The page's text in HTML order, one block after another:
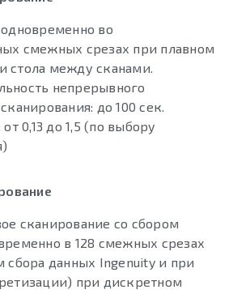
во
смежных срезах при плавном
стола между сканами.
непрерывного
до 100 сек.
0,13 до 1,5 (по выбору
сканирование со сбором
в 128 смежных срезах
сбора данных Ingenuity и при
при дискретном